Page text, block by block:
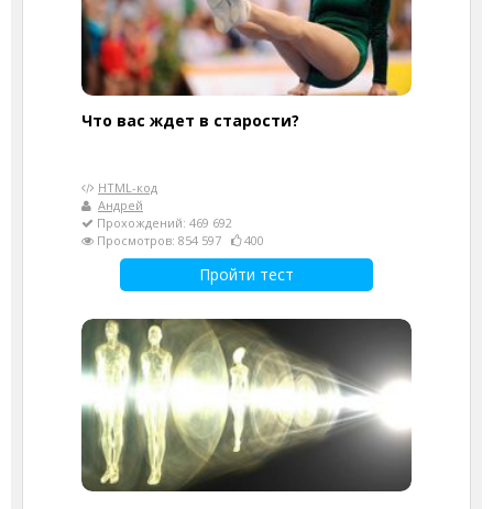
Что вас ждет в старости?
HTML-код
Андрей
Прохождений: 469 692
Просмотров: 854 597
400
Пройти тест